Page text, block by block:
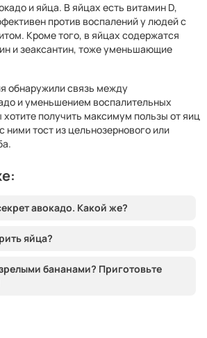
и яйца. В яйцах есть витамин D,
против воспалений у людей с
Кроме того, в яйцах содержатся
и зеаксантин, тоже уменьшающие
обнаружили связь между
и уменьшением воспалительных
получить максимум пользы от яиц
ними тост из цельнозернового или
авокадо. Какой же?
яйца?
бананами? Приготовьте